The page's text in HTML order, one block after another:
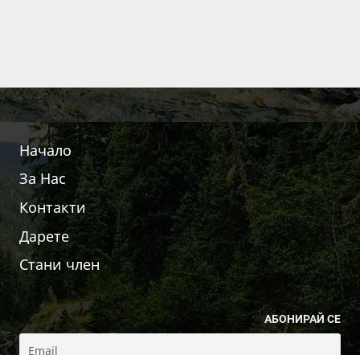
Начало
За Нас
Контакти
Дарете
Стани член
АБОНИРАЙ СЕ